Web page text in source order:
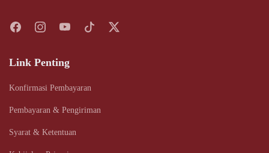
Link Penting
Konfirmasi Pembayaran
Pembayaran & Pengiriman
Syarat & Ketentuan